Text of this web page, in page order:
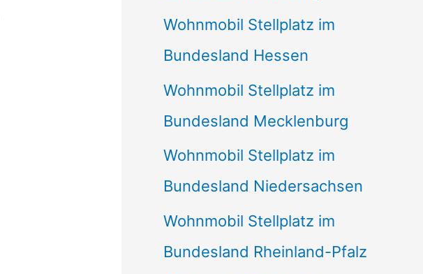
Wohnmobil Stellplatz im
Bundesland Hessen
Wohnmobil Stellplatz im
Bundesland Mecklenburg
Wohnmobil Stellplatz im
Bundesland Niedersachsen
Wohnmobil Stellplatz im
Bundesland Rheinland-Pfalz